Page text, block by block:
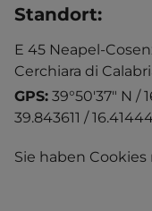
Standort:
E 45 Neapel-
Cerchiara di
GPS: 39°50'37" N /
39.843611 /
Sie haben